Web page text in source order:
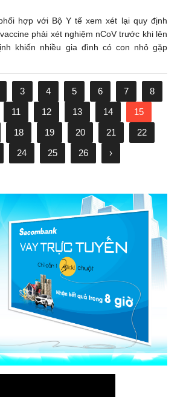
hợp với Bộ Y tế xem xét lại quy định
phải xét nghiệm nCoV trước khi lên
khiến nhiều gia đình có con nhỏ gặp
3 4 5 6 7
8
11 12 13 14
15
18 19 20 21
22
24 25 26 ›